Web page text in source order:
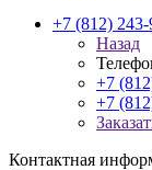
+7 (812)
Назад
+7
+7
Контактная